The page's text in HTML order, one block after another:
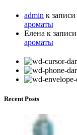
admin к записи
ароматы
Елена к записи
ароматы
Recent Posts